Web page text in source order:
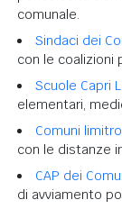
comunale.
Sindaci dei
con le coalizioni
Scuole Capri
elementari,
Comuni
con le distanze
CAP dei
di avviamento